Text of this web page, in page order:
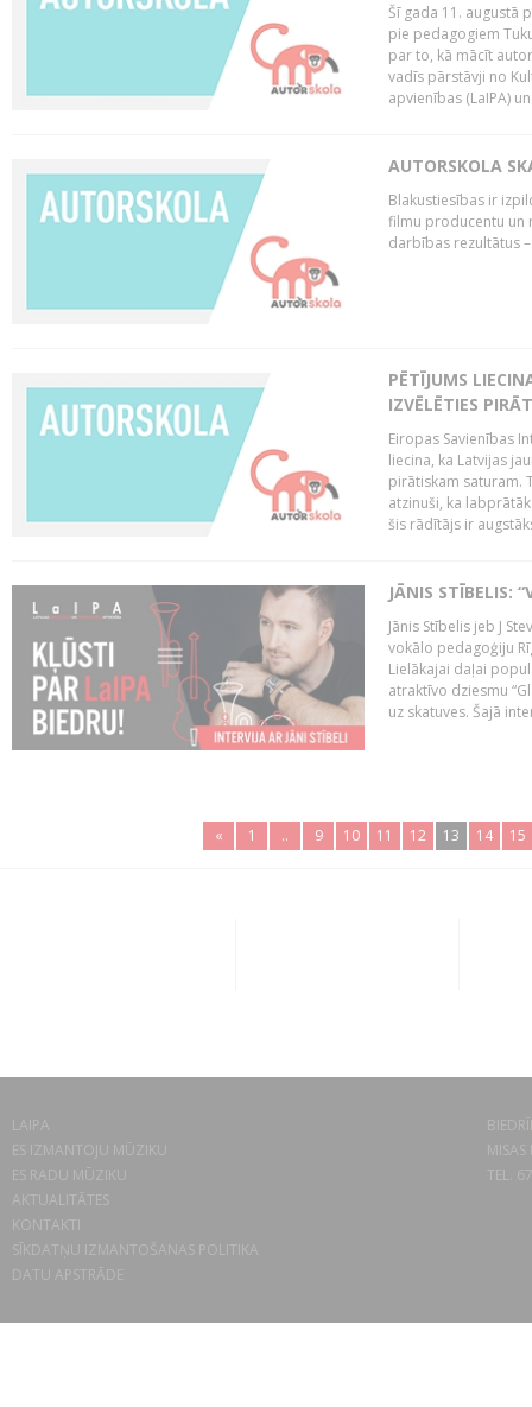
Šī gada 11. augustā
pie pedagogiem
par to, kā mācīt
vadīs pārstāvji no
apvienības (LaIPA)
AUTORSKOLA
Blakustiesības ir
filmu producentu un
darbības rezultātus
PĒTĪJUMS
IZVĒLĒTIES
Eiropas Savienības
liecina, ka Latvijas
pirātiskam saturam.
atzinuši, ka
šis rādītājs ir
JĀNIS STĪBELIS:
Jānis Stībelis jeb J
vokālo pedagoģiju
Lielākajai daļai
atraktīvo dziesmu
uz skatuves. Šajā
« 1 .. 9 10 11 12 13 14 15
LAIPA
ES IZMANTOJU MŪZIKU
ES RADU MŪZIKU
AKTUALITĀTES
KONTAKTI
SĪKDATŅU IZMANTOŠANAS POLITIKA
DATU APSTRĀDE
TEL.